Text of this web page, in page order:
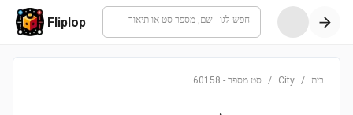
חפש לגו - שם, מספר סט או תיאור Fliplop
בית /
City
/ סט מספר -
60158